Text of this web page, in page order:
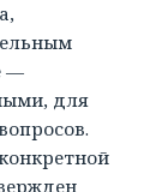
—
для